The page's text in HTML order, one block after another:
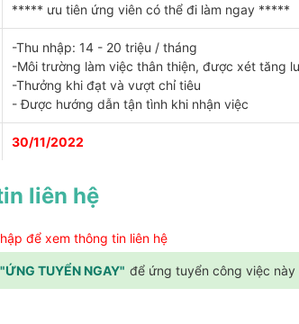
***** ưu tiên ứng viên có thể đi làm ngay *****
-Thu nhập: 14 - 20 triệu / tháng
-Môi trường làm việc thân thiện, được xét tăng
-Thưởng khi đạt và vượt chỉ tiêu
- Được hướng dẫn tận tình khi nhận việc
30/11/2022
liên hệ
để xem thông tin liên hệ
"ỨNG TUYỂN NGAY" để ứng tuyển công việc này